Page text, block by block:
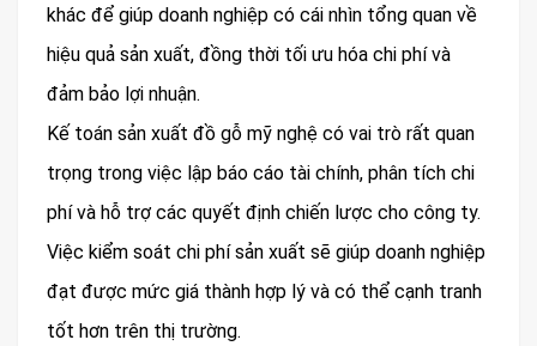
khác để giúp doanh nghiệp có cái nhìn tổng quan về
hiệu quả sản xuất, đồng thời tối ưu hóa chi phí và
đảm bảo lợi nhuận.
Kế toán sản xuất đồ gỗ mỹ nghệ có vai trò rất quan
trọng trong việc lập báo cáo tài chính, phân tích chi
phí và hỗ trợ các quyết định chiến lược cho công ty.
Việc kiểm soát chi phí sản xuất sẽ giúp doanh nghiệp
đạt được mức giá thành hợp lý và có thể cạnh tranh
tốt hơn trên thị trường.